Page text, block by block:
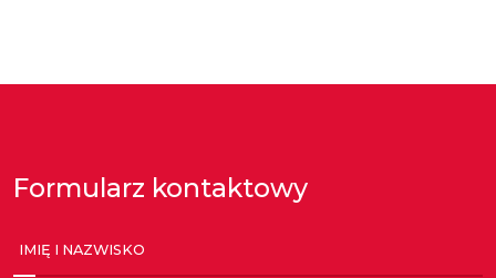
Formularz kontaktowy
IMIĘ I NAZWISKO